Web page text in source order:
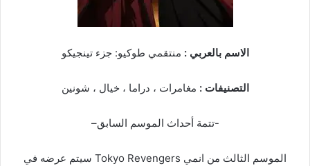
الاسم بالعربي : منتقمي طوكيو: جزء تينجيكو
التصنيفات : مغامرات ، دراما ، خيال ، شونين
-تتمة أحداث الموسم السابق–
الموسم الثالث من انمي Tokyo Revengers سيتم عرضه في